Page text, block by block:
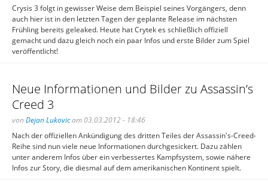
Crysis 3 folgt in gewisser Weise dem Beispiel seines Vorgängers, denn
auch hier ist in den letzten Tagen der geplante Release im nächsten
Frühling bereits geleaked. Heute hat Crytek es schließlich offiziell
gemacht und dazu gleich noch ein paar Infos und erste Bilder zum Spiel
veröffentlicht!
Neue Informationen und Bilder zu Assassin’s
Creed 3
von Dejan Lukovicam 03.03.2012 - 18:46
Nach der offiziellen Ankündigung des dritten Teiles der Assassin's-Creed-
Reihe sind nun viele neue Informationen durchgesickert. Dazu zählen
unter anderem Infos über ein verbessertes Kampfsystem, sowie nähere
Infos zur Story, die diesmal auf dem amerikanischen Kontinent spielt.